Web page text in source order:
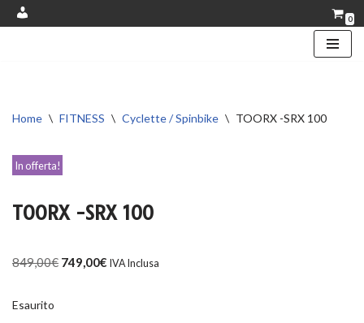
Account 0
Home \ FITNESS \ Cyclette / Spinbike \ TOORX -SRX 100
In offerta!
TOORX -SRX 100
849,00€ 749,00€ IVA Inclusa
Esaurito